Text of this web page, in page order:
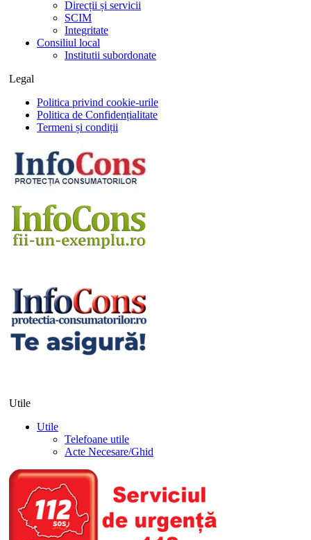
Direcții și servicii
SCIM
Integritate
Consiliul local
Institutii subordonate
Legal
Politica privind cookie-urile
Politica de Confidențialitate
Termeni și condiții
Utile
Utile
Telefoane utile
Acte Necesare/Ghid